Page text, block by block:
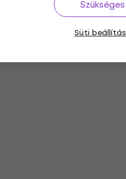
Süti